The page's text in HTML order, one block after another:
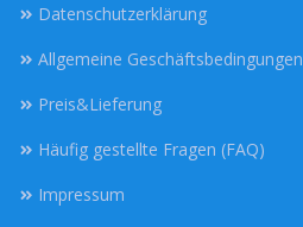
Datenschutzerklärung
Allgemeine Geschäftsbedingungen
Preis&Lieferung
Häufig gestellte Fragen (FAQ)
Impressum